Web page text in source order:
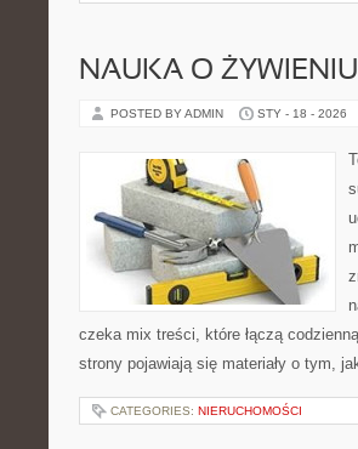
NAUKA O
POSTED BY ADMIN STY - 18 - 2026
czeka mix treści, które łączą
strony pojawiają się materiały o tym,
CATEGORIES: NIERUCHOMOŚCI